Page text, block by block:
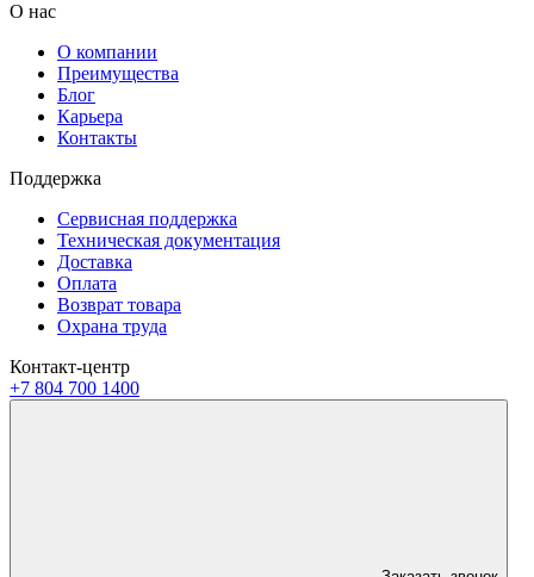
О нас
О компании
Преимущества
Блог
Карьера
Контакты
Поддержка
Сервисная поддержка
Техническая документация
Доставка
Оплата
Возврат товара
Охрана труда
Контакт-центр
+7 804 700 1400